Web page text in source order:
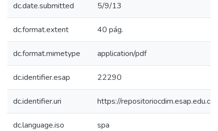
dc.date.submitted 5/9/13
dc.format.extent 40 pág.
dc.format.mimetype application/pdf
dc.identifier.esap 22290
dc.identifier.uri https://
dc.language.iso spa